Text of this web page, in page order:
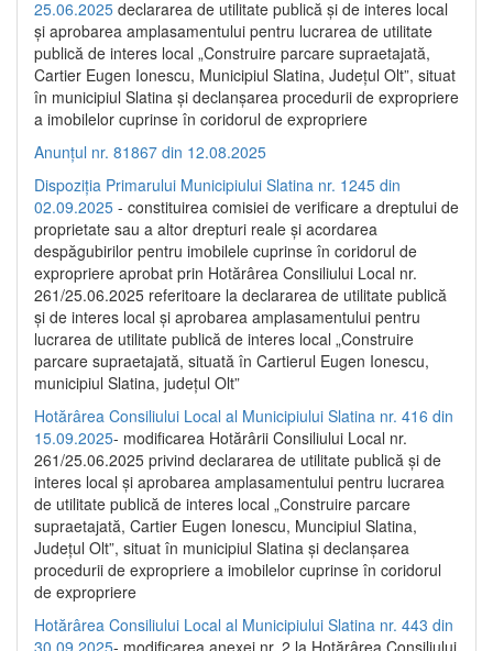
25.06.2025 declararea de utilitate publică și de interes local
și aprobarea amplasamentului pentru lucrarea de utilitate
publică de interes local „Construire parcare supraetajată,
Cartier Eugen Ionescu, Municipiul Slatina, Județul Olt”, situat
în municipiul Slatina și declanșarea procedurii de expropriere
a imobilelor cuprinse în coridorul de expropriere
Anunțul nr. 81867 din 12.08.2025
Dispoziția Primarului Municipiului Slatina nr. 1245 din
02.09.2025 - constituirea comisiei de verificare a dreptului de
proprietate sau a altor drepturi reale și acordarea
despăgubirilor pentru imobilele cuprinse în coridorul de
expropriere aprobat prin Hotărârea Consiliului Local nr.
261/25.06.2025 referitoare la declararea de utilitate publică
și de interes local și aprobarea amplasamentului pentru
lucrarea de utilitate publică de interes local „Construire
parcare supraetajată, situată în Cartierul Eugen Ionescu,
municipiul Slatina, județul Olt”
Hotărârea Consiliului Local al Municipiului Slatina nr. 416 din
15.09.2025- modificarea Hotărârii Consiliului Local nr.
261/25.06.2025 privind declararea de utilitate publică și de
interes local și aprobarea amplasamentului pentru lucrarea
de utilitate publică de interes local „Construire parcare
supraetajată, Cartier Eugen Ionescu, Muncipiul Slatina,
Județul Olt”, situat în municipiul Slatina și declanșarea
procedurii de expropriere a imobilelor cuprinse în coridorul
de expropriere
Hotărârea Consiliului Local al Municipiului Slatina nr. 443 din
30.09.2025- modificarea anexei nr. 2 la Hotărârea Consiliului